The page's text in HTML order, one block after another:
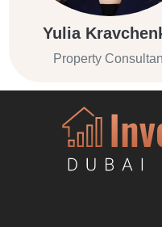
Yulia
Property